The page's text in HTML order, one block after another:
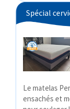
Spécial
Le matelas
ensachés et